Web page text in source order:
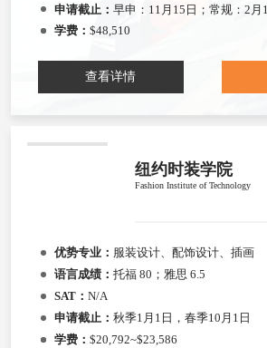
申请截止： 早申：11月15日；常规：2月
学费： $48,510
查看详情
纽约时装学院
Fashion Institute of Technology
优势专业： 服装设计、配饰设计、插画
语言成绩： 托福 80；雅思 6.5
SAT： N/A
申请截止： 秋季1月1日，春季10月1日
学费： $20,792~$23,586